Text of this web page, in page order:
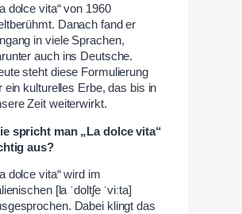
dolce vita“ von 1960
Danach fand er
in viele Sprachen,
auch ins Deutsche.
steht diese Formulierung
ein kulturelles Erbe, das bis in
Zeit weiterwirkt.
spricht man „La dolce vita“
aus?
dolce vita“ wird im
[la ˈdoltʃe ˈviːta]
Dabei klingt das